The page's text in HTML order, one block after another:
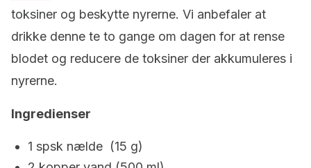
toksiner og beskytte nyrerne. Vi anbefaler at
drikke denne te to gange om dagen for at rense
blodet og reducere de toksiner der akkumuleres i
nyrerne.
Ingredienser
1 spsk nælde (15 g)